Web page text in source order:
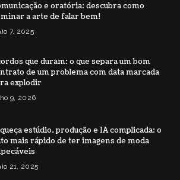
e oratória: descubra como
a arte de falar bem!
7, 2025
que duram: o que separa um bom
de um problema com data marcada
explodir
9, 2026
estúdio, produção e IA complicada: o
mais rápido de ter imagens de moda
21, 2025